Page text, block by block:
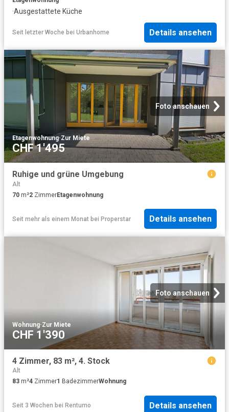
·Ausgestattete Küche
Seit letzter Woche bei Urbanhome Details ansehen
Foto anschauen
Etagenwohnung·Zur Miete
CHF 1'495
Ruhige und grüne Umgebung
Alt
70 m²2 ZimmerEtagenwohnung
Seit mehr als einem Monat bei Properstar Details ansehen
Foto anschauen
Wohnung·Zur Miete
CHF 1'390
4 Zimmer, 83 m², 4. Stock
Alt
83 m²4 Zimmer1 BadezimmerWohnung
Seit 3 Wochen bei Rentumo Details ansehen